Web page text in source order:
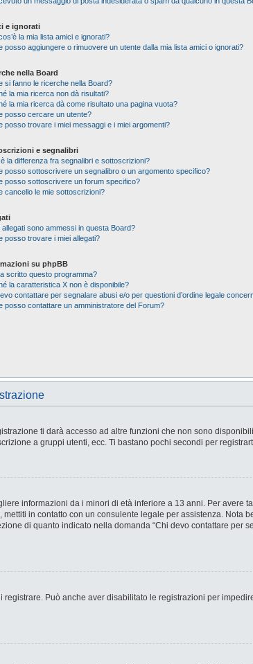
e ignorati
la mia lista amici e ignorati?
posso aggiungere o rimuovere un utente dalla mia lista amici o ignorati?
nella Board
si fanno le ricerche nella Board?
la mia ricerca non dà risultati?
la mia ricerca dà come risultato una pagina vuota?
posso cercare un utente?
posso trovare i miei messaggi e i miei argomenti?
e segnalibri
la differenza fra segnalibri e sottoscrizioni?
posso sottoscrivere un segnalibro o un argomento specifico?
posso sottoscrivere un forum specifico?
cancello le mie sottoscrizioni?
allegati sono ammessi in questa Board?
posso trovare i miei allegati?
su phpBB
scritto questo programma?
la caratteristica X non è disponibile?
contattare per segnalare abusi e/o per questioni d’ordine legale
posso contattare un amministratore del Forum?
ti darà accesso ad altre funzioni che non sono
a gruppi utenti, ecc. Ti bastano pochi secondi per
informazioni da i minori di età inferiore a 13 anni. Per avere
in contatto con un consulente legale per assistenza. Nota
di quanto indicato nella domanda “Chi devo contattare per
Può anche aver disabilitato le registrazioni per